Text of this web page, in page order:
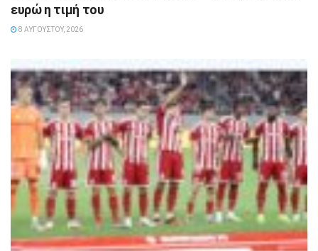
ευρώ η τιμή του
8 ΑΥΓΟΎΣΤΟΥ, 2026